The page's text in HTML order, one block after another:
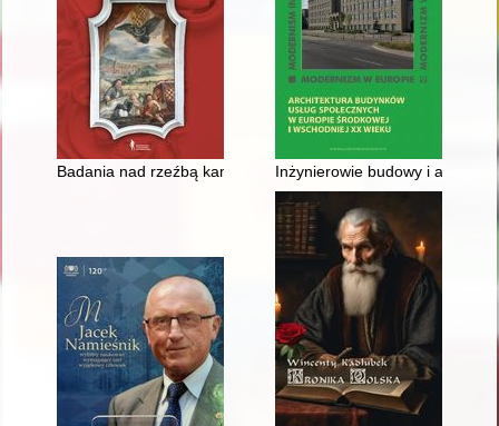
Badania nad rzeźbą kamienną na terenach księstwa
Inżynierowie budowy i